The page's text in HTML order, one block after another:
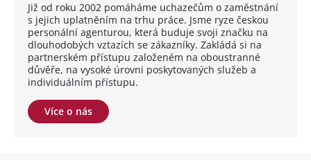
Již od roku 2002 pomáháme uchazečům o zaměstnání
s jejich uplatněním na trhu práce. Jsme ryze českou
personální agenturou, která buduje svoji značku na
dlouhodobých vztazích se zákazníky. Zakládá si na
partnerském přístupu založeném na oboustranné
důvěře, na vysoké úrovni poskytovaných služeb a
individuálním přístupu.
Více o nás